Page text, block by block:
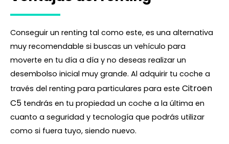
Conseguir un renting tal como este, es una alternativa
muy recomendable si buscas un vehículo para
moverte en tu día a día y no deseas realizar un
desembolso inicial muy grande. Al adquirir tu coche a
través del renting para particulares para este Citroen
C5 tendrás en tu propiedad un coche a la última en
cuanto a seguridad y tecnología que podrás utilizar
como si fuera tuyo, siendo nuevo.